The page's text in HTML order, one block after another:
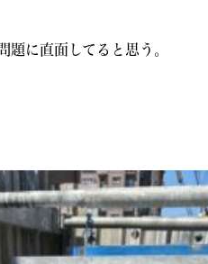
に直面してると思う。